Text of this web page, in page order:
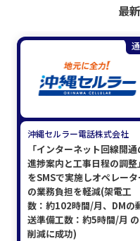
最
沖縄セルラー電話株式会社
「インターネット回線開通
進捗案内と工事日程の調整」
をSMSで実施しオペレータ
の業務負担を軽減(架電工
数：約102時間/月、DMの
送準備工数：約5時間/月 の
削減に成功)